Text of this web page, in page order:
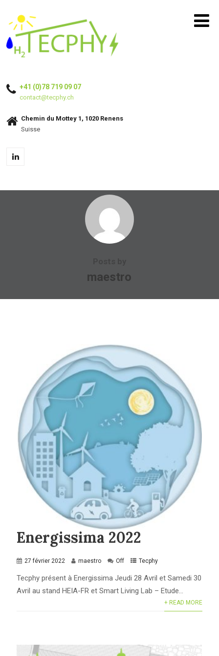
+41 (0)78 719 09 07
contact@tecphy.ch
Chemin du Mottey 1, 1020 Renens
Suisse
maestro
Energissima 2022
27 février 2022 maestro Off Tecphy
Tecphy présent à Energissima Jeudi 28 Avril et Samedi 30
Avril au stand HEIA-FR et Smart Living Lab – Etude...
+ READ MORE